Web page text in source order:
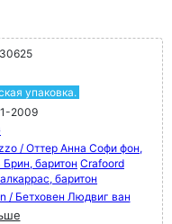
упаковка.
2009
/ Оттер Анна Софи фон,
баритон Crafoord
баритон
/ Бетховен Людвиг ван